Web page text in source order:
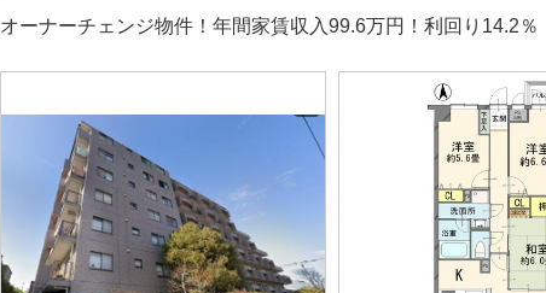
オーナーチェンジ物件！年間家賃収入99.6万円！利回り14.2％